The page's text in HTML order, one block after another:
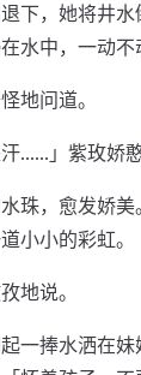
下，她将井
水中，一动不
地问道。
……」紫玫娇
珠，愈发娇
小小的彩虹。
地说。
一捧水洒在